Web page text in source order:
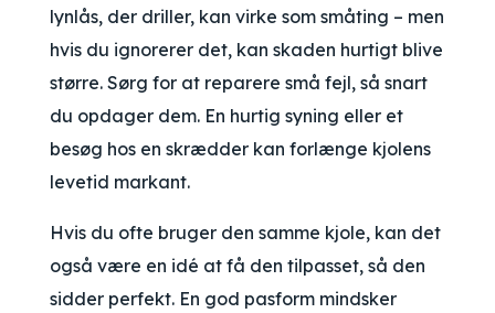
lynlås, der driller, kan virke som småting – men
hvis du ignorerer det, kan skaden hurtigt blive
større. Sørg for at reparere små fejl, så snart
du opdager dem. En hurtig syning eller et
besøg hos en skrædder kan forlænge kjolens
levetid markant.
Hvis du ofte bruger den samme kjole, kan det
også være en idé at få den tilpasset, så den
sidder perfekt. En god pasform mindsker